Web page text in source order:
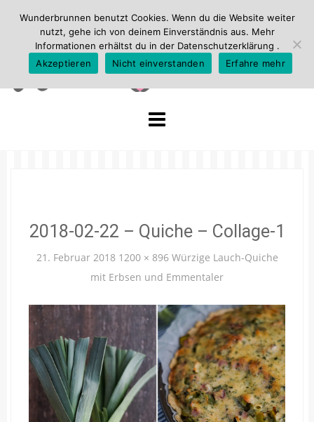
2018-02-22 – Quiche – Collage-1
21. Februar 2018 1200 × 896 Würzige Lauch-Quiche
mit Erbsen und Emmentaler
Wunderbrunnen benutzt Cookies. Wenn du die Website weiter
nutzt, gehe ich von deinem Einverständnis aus. Mehr
Informationen erhältst du in der Datenschutzerklärung .
Akzeptieren
Nicht einverstanden Erfahre mehr